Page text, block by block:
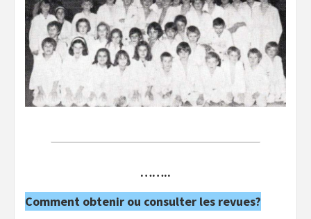
……..
Comment obtenir ou consulter les revues?